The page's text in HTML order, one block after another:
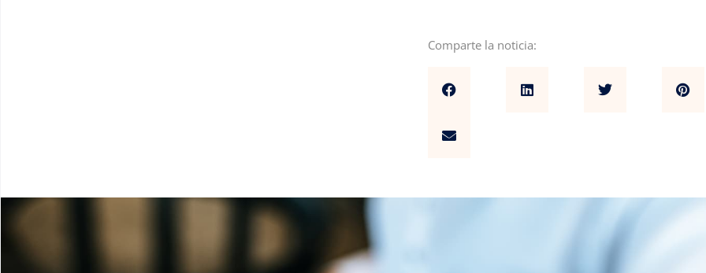
Comparte la noticia: